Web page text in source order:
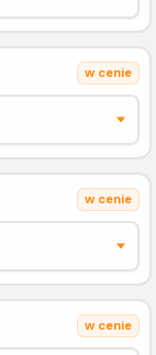
w cenie
w cenie
w cenie